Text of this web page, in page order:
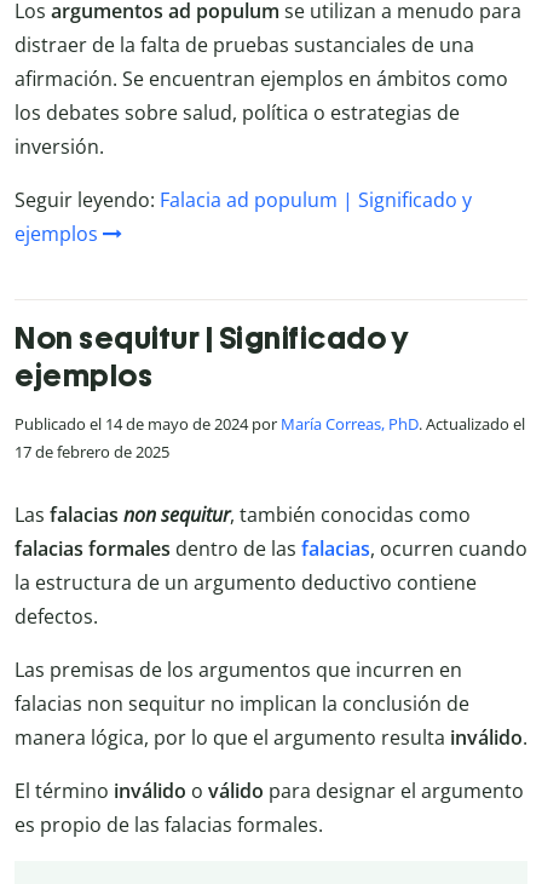
Los argumentos ad populum se utilizan a menudo para
distraer de la falta de pruebas sustanciales de una
afirmación. Se encuentran ejemplos en ámbitos como
los debates sobre salud, política o estrategias de
inversión.
Seguir leyendo: Falacia ad populum | Significado y
ejemplos
Non sequitur | Significado y
ejemplos
Publicado el 14 de mayo de 2024 por María Correas, PhD. Actualizado el
17 de febrero de 2025
Las falacias non sequitur, también conocidas como
falacias formales dentro de las falacias, ocurren cuando
la estructura de un argumento deductivo contiene
defectos.
Las premisas de los argumentos que incurren en
falacias non sequitur no implican la conclusión de
manera lógica, por lo que el argumento resulta inválido.
El término inválido o válido para designar el argumento
es propio de las falacias formales.